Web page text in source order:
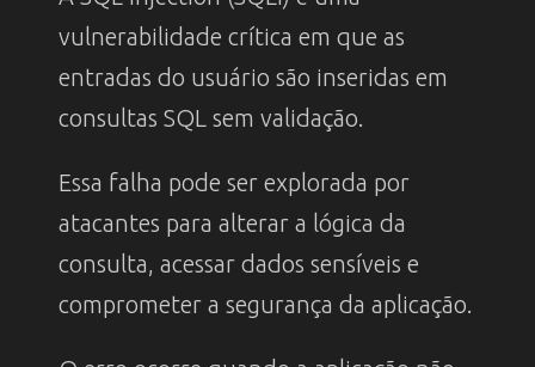
vulnerabilidade crítica em que as
entradas do usuário são inseridas em
consultas SQL sem validação.
Essa falha pode ser explorada por
atacantes para alterar a lógica da
consulta, acessar dados sensíveis e
comprometer a segurança da aplicação.